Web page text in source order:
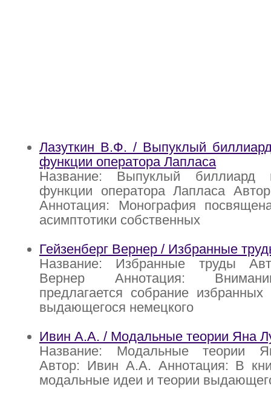
Лазуткин В.Ф. / Выпуклый
функции оператора Лапласа
Название: Выпуклый биллиард
функции оператора Лапласа
Аннотация: Монография
асимптотики собственных
Гейзенберг Вернер / Избранные
Название: Избранные труды
Вернер Аннотация:
предлагается собрание
выдающегося немецкого
Ивин А.А. / Модальные теории Яна
Название: Модальные теории
Автор: Ивин А.А. Аннотация: В
модальные идеи и теории